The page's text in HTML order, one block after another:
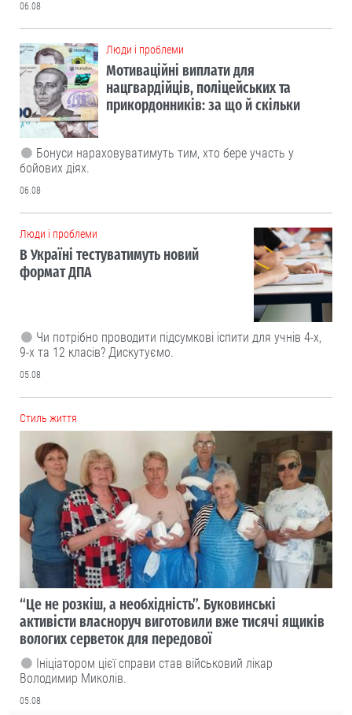
06.08
Люди і проблеми
Мотиваційні виплати для
нацгвардійців, поліцейських та
прикордонників: за що й скільки
Бонуси нараховуватимуть тим, хто бере участь у
бойових діях.
06.08
Люди і проблеми
В Україні тестуватимуть новий
формат ДПА
Чи потрібно проводити підсумкові іспити для учнів 4-х,
9-х та 12 класів? Дискутуємо.
05.08
Cтиль життя
“Це не розкіш, а необхідність”. Буковинські
активісти власноруч виготовили вже тисячі ящиків
вологих серветок для передової
Ініціатором цієї справи став військовий лікар
Володимир Миколів.
05.08